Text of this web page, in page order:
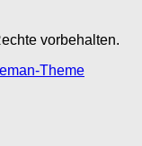
vorbehalten.
Theme